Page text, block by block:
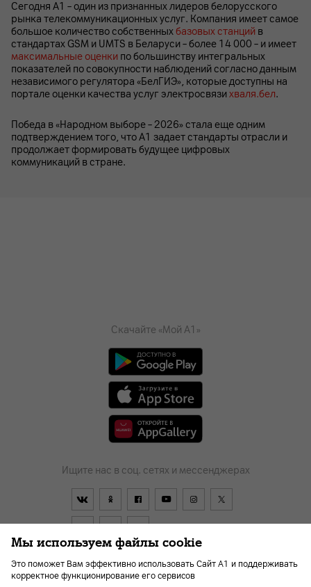
Сегодня А1 – один из признанных лидеров белорусского
рынка телекоммуникационных услуг. Компания имеет самое
большое количество собственныхбазовых станций в
стандартах GSM и UMTS в Беларуси – более 14 000 – и имеет
максимальные оценки по большинству интегральных
показателей по совокупности наблюдений согласно данным
независимого регулятора «БелГИЭ», которые доступны на
портале оценки качества услуг электросвязихваля.бел.
Победа в «Народном выборе – 2026» стала еще одним
подтверждением того, что А1 задает стандарты отрасли и
продолжает формировать будущее цифровых
коммуникаций в стране.
Скачайте «Мой А1»
Ищите нас в соц. сетях и мессенджерах
Договор О компании Оплата
Мы используем файлы cookie
Это поможет Вам эффективно использовать Сайт А1 и поддерживать
корректное функционирование его сервисов